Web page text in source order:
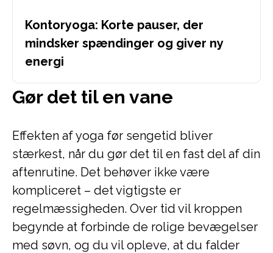
Kontoryoga: Korte pauser, der
mindsker spændinger og giver ny
energi
Gør det til en vane
Effekten af yoga før sengetid bliver
stærkest, når du gør det til en fast del af din
aftenrutine. Det behøver ikke være
kompliceret – det vigtigste er
regelmæssigheden. Over tid vil kroppen
begynde at forbinde de rolige bevægelser
med søvn, og du vil opleve, at du falder